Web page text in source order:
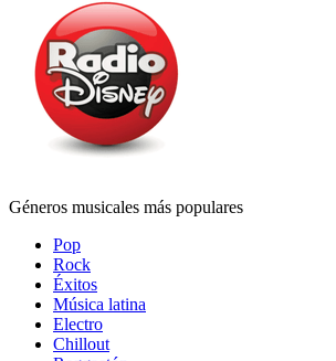
Géneros musicales más populares
Pop
Rock
Éxitos
Música latina
Electro
Chillout